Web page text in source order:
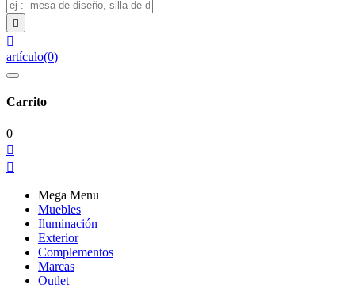


artículo(0)
Carrito
0


Mega Menu
Muebles
Iluminación
Exterior
Complementos
Marcas
Outlet